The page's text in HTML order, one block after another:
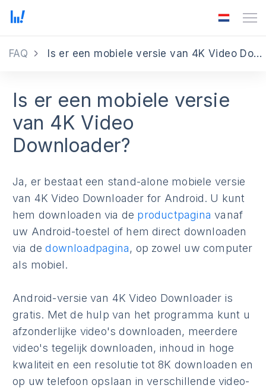
FAQ Is er een mobiele versie van 4K Video Downloader?
Is er een mobiele versie
van 4K Video
Downloader?
Ja, er bestaat een stand-alone mobiele versie
van 4K Video Downloader for Android. U kunt
hem downloaden via de productpagina vanaf
uw Android-toestel of hem direct downloaden
via dedownloadpagina, op zowel uw computer
als mobiel.
Android-versie van 4K Video Downloader is
gratis. Met de hulp van het programma kunt u
afzonderlijke video's downloaden, meerdere
video's tegelijk downloaden, inhoud in hoge
kwaliteit en een resolutie tot 8K downloaden en
op uw telefoon opslaan in verschillende video-